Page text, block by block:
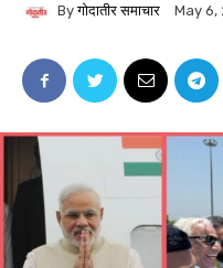
By गोदातीर समाचार May 6,